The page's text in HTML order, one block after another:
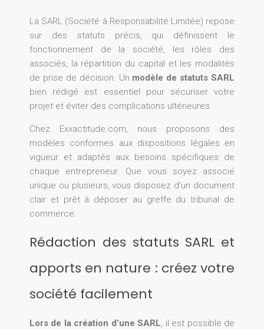
La SARL (Société à Responsabilité Limitée) repose
sur des statuts précis, qui définissent le
fonctionnement de la société, les rôles des
associés, la répartition du capital et les modalités
de prise de décision. Un modèle de statuts SARL
bien rédigé est essentiel pour sécuriser votre
projet et éviter des complications ultérieures.
Chez Exxactitude.com, nous proposons des
modèles conformes aux dispositions légales en
vigueur et adaptés aux besoins spécifiques de
chaque entrepreneur. Que vous soyez associé
unique ou plusieurs, vous disposez d’un document
clair et prêt à déposer au greffe du tribunal de
commerce.
Rédaction des statuts SARL et
apports en nature : créez votre
société facilement
Lors de la création d’une SARL, il est possible de